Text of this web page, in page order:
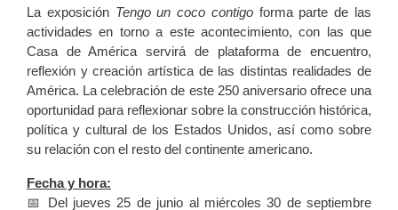
La exposición Tengo un coco contigoforma parte de las
actividades en torno a este acontecimiento, con las que
Casa de América servirá de plataforma de encuentro,
reflexión y creación artística de las distintas realidades de
América. La celebración de este 250 aniversario ofrece una
oportunidad para reflexionar sobre la construcción histórica,
política y cultural de los Estados Unidos, así como sobre
su relación con el resto del continente americano.
Fecha y hora:
📅 Del jueves 25 de junio al miércoles 30 de septiembre